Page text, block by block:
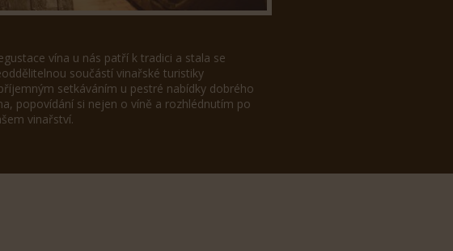
vína u nás patří k tradici a stala se
součástí vinařské turistiky
setkáváním u pestré nabídky dobrého
popovídání si nejen o víně a rozhlédnutím po
vinařství.